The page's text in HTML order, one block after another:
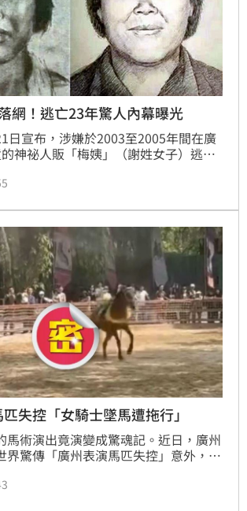
網！逃亡23年驚人內幕曝光
日宣布，涉嫌於2003至2005年間在廣
神祕人販「梅姨」（謝姓女子）逃亡
長期隱身。這起震驚社會的系列拐賣
。家屬對梅姨落網感到欣慰，強烈期盼
至判處死刑，以告慰多年尋子之痛，為
句點。
失控「女騎士墜馬遭拖行」
馬術演出竟演變成驚魂記。近日，廣州
界驚傳「廣州表演馬匹失控」意外，一
女騎士墜馬遭拖行數十公尺，現場觀